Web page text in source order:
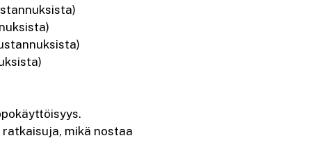
mikä nostaa